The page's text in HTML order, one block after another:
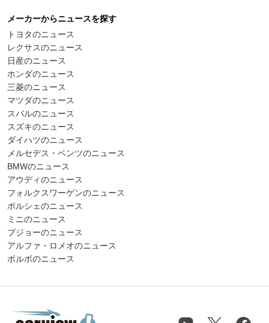
メーカーからニュースを探す
トヨタのニュース
レクサスのニュース
日産のニュース
ホンダのニュース
三菱のニュース
マツダのニュース
スバルのニュース
スズキのニュース
ダイハツのニュース
メルセデス・ベンツのニュース
BMWのニュース
アウディのニュース
フォルクスワーゲンのニュース
ポルシェのニュース
ミニのニュース
プジョーのニュース
アルファ・ロメオのニュース
ボルボのニュース